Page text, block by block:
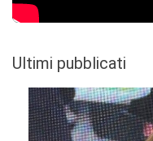
Ultimi pubblicati